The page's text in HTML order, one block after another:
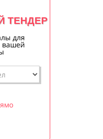
ТЕНДЕР
для
вашей